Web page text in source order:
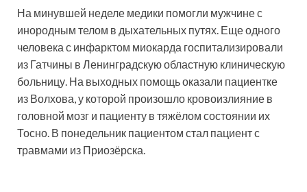
На минувшей неделе медики помогли мужчине с
инородным телом в дыхательных путях. Еще одного
человека с инфарктом миокарда госпитализировали
из Гатчины в Ленинградскую областную клиническую
больницу. На выходных помощь оказали пациентке
из Волхова, у которой произошло кровоизлияние в
головной мозг и пациенту в тяжёлом состоянии их
Тосно. В понедельник пациентом стал пациент с
травмами из Приозёрска.